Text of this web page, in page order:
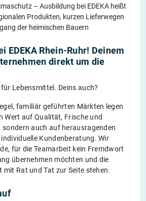
– Ausbildung bei EDEKA heißt
Produkten, kurzen Lieferwegen
der heimischen Bauern
EDEKA Rhein-Ruhr! Deinem
direkt um die
Lebensmittel. Deins auch?
familiär geführten Märkten legen
Wert auf Qualität, Frische und
sondern auch auf herausragenden
Kundenberatung. Wir
für die Teamarbeit kein Fremdwort
übernehmen möchten und die
mit Rat und Tat zur Seite stehen.